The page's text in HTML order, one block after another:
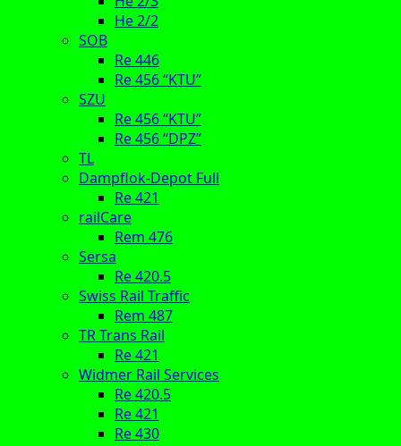
He 2/2
SOB
Re 446
Re 456 “KTU”
SZU
Re 456 “KTU”
Re 456 “DPZ”
TL
Dampflok-Depot Full
Re 421
railCare
Rem 476
Sersa
Re 420.5
Swiss Rail Traffic
Rem 487
TR Trans Rail
Re 421
Widmer Rail Services
Re 420.5
Re 421
Re 430